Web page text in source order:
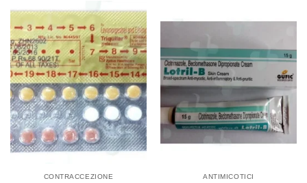
CONTRACCEZIONE ANTIMICOTICI